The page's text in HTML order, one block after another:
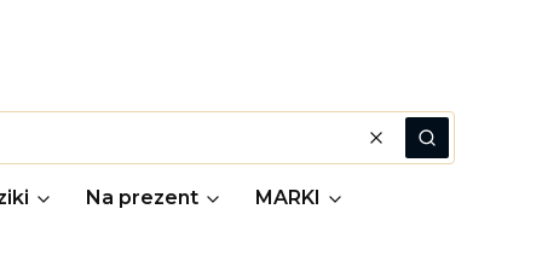
WyczyśćSzukaj
Na prezent MARKI